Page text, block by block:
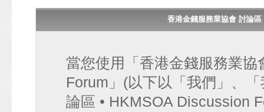
香港金錢服務業協會 討論
當您使用「香港金錢服務業
Forum」(以下以「我們」、
論區 • HKMSOA Discussion